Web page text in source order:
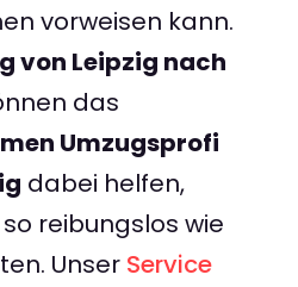
vorweisen kann.
von Leipzig nach
das
Umzugsprofi
dabei helfen,
reibungslos wie
Unser Service